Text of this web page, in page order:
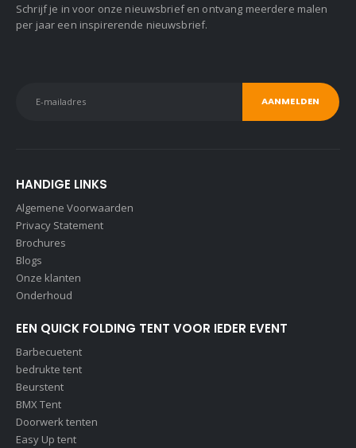
Schrijf je in voor onze nieuwsbrief en ontvang meerdere malen
per jaar een inspirerende nieuwsbrief.
HANDIGE LINKS
Algemene Voorwaarden
Privacy Statement
Brochures
Blogs
Onze klanten
Onderhoud
EEN QUICK FOLDING TENT VOOR IEDER EVENT
Barbecuetent
bedrukte tent
Beurstent
BMX Tent
Doorwerk tenten
Easy Up tent